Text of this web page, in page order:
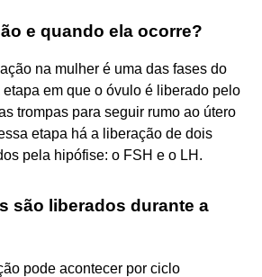
e quando ela ocorre?
na mulher é uma das fases do
em que o óvulo é liberado pelo
trompas para seguir rumo ao útero
etapa há a liberação de dois
pela hipófise: o FSH e o LH.
são liberados durante a
pode acontecer por ciclo